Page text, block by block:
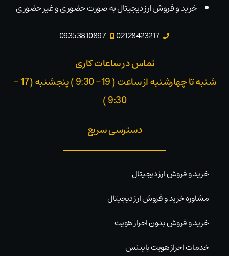
خرید و فروش ارز دیجیتال به صورت حضوری و غیر حضوری
02128423217
09353810897
تماس در ساعات کاری
شنبه تا چهارشنبه از ساعت ( 19- 9:30 ) پنجشنبه (17 -
9:30 )​
دسترسی سریع
خرید و فروش ارز دیجیتال
مشاوره خرید و فروش ارز دیجیتال
خرید و فروش بدون احراز هویت
خدمات احراز هویت بایننس